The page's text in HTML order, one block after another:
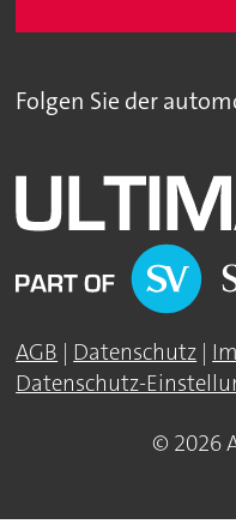
Folgen Sie der
AGB | Datenschutz |
Datenschutz-
© 2026